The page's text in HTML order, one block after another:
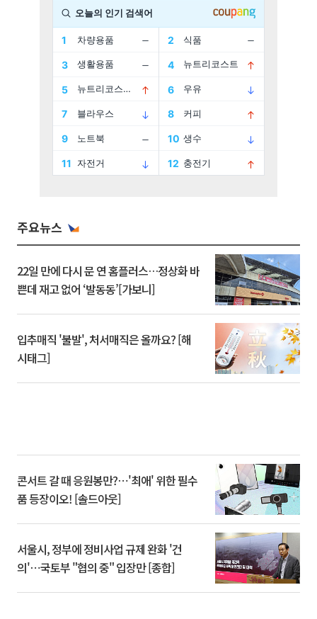
주요뉴스
22일 만에 다시 문 연 홈플러스…정상화 바
쁜데 재고 없어 ‘발동동’[가보니]
입추매직 '불발', 처서매직은 올까요? [해
시태그]
콘서트 갈 때 응원봉만?⋯'최애' 위한 필수
품 등장이오! [솔드아웃]
서울시, 정부에 정비사업 규제 완화 '건
의'⋯국토부 "협의 중" 입장만 [종합]